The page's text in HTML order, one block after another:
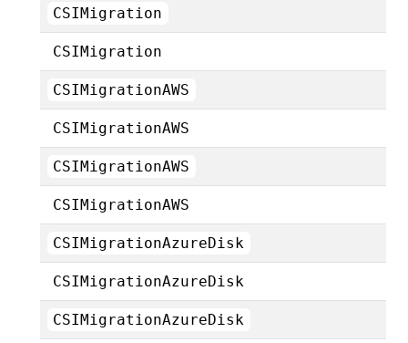
CSIMigration
CSIMigration
CSIMigrationAWS
CSIMigrationAWS
CSIMigrationAWS
CSIMigrationAWS
CSIMigrationAzureDisk
CSIMigrationAzureDisk
CSIMigrationAzureDisk